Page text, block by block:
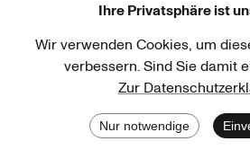
Haus der Kulturen der Welt Goethe-Institut
Ihre Privatsphäre ist
Wir verwenden Cookies, um
verbessern. Sind Sie damit
Zur
Nur notwendige